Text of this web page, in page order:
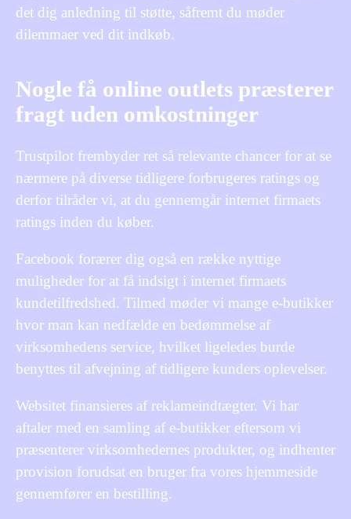
det dig anledning til støtte, såfremt du møder
dilemmaer ved dit indkøb.
Nogle få online outlets præsterer
fragt uden omkostninger
Trustpilot frembyder ret så relevante chancer for at se
nærmere på diverse tidligere forbrugeres ratings og
derfor tilråder vi, at du gennemgår internet firmaets
ratings inden du køber.
Facebook forærer dig også en række nyttige
muligheder for at få indsigt i internet firmaets
kundetilfredshed. Tilmed møder vi mange e-butikker
hvor man kan nedfælde en bedømmelse af
virksomhedens service, hvilket ligeledes burde
benyttes til afvejning af tidligere kunders oplevelser.
Websitet finansieres af reklameindtægter. Vi har
aftaler med en samling af e-butikker eftersom vi
præsenterer virksomhedernes produkter, og indhenter
provision forudsat en bruger fra vores hjemmeside
gennemfører en bestilling.